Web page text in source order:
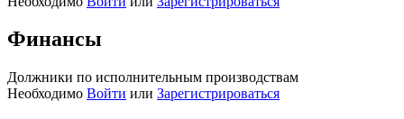
Финансы
Должники по исполнительным производствам
Необходимо Войти или Зарегистрироваться